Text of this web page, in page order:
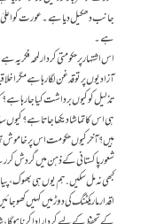
جانب دھکیل دیا ہے۔ عورت کو اعلیٰ
ہے۔
اس اشتہار پر حکومتی کردار لمحہ
آزادیوں پر تو قدغن لگا رہا ہے مگر
تذلیل کو کیوں برداشت کیا جا رہا
ہی اس کا تماشا دیکھا جاتا ہے؟ کیوں
ہیں؟ آخر کیوں حکومت اس پر خاموش
شعور پاکستانی کے ذہن میں گردش کر
کبھی نہ مل سکیں. ہم یوں ہی بھوک
اقدار ماریکٹنگ کی دوڑ میں کہیں